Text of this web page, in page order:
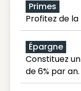
Primes
Profitez de
Épargne
Constituez
de 6% par an.